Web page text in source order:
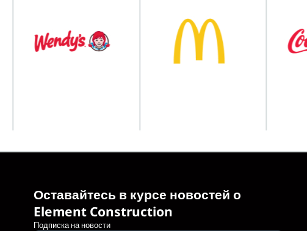
Оставайтесь в курсе новостей о
Element Construction
Подписка на новости